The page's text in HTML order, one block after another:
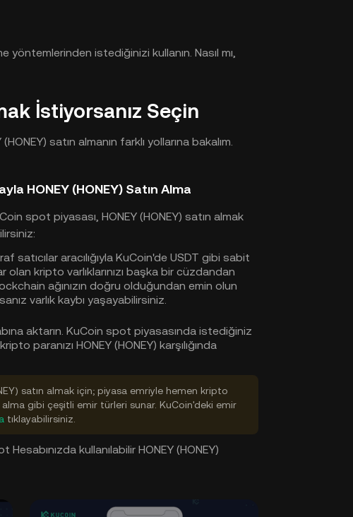
yöntemlerinden istediğinizi kullanın. Nasıl mı,
İstiyorsanız Seçin
satın almanın farklı yollarına bakalım.
HONEY (HONEY) Satın Alma
spot piyasası, HONEY (HONEY) satın almak
satıcılar aracılığıyla KuCoin'de USDT gibi sabit
kripto varlıklarınızı başka bir cüzdandan
ağınızın doğru olduğundan emin olun
varlık kaybı yaşayabilirsiniz.
aktarın. KuCoin spot piyasasında istediğiniz
paranızı HONEY (HONEY) karşılığında
satın almak için; piyasa emriyle hemen kripto
gibi çeşitli emir türleri sunar. KuCoin'deki emir
tıklayabilirsiniz.
kullanılabilir HONEY (HONEY)